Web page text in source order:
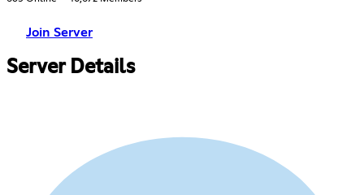
Join Server
Server Details